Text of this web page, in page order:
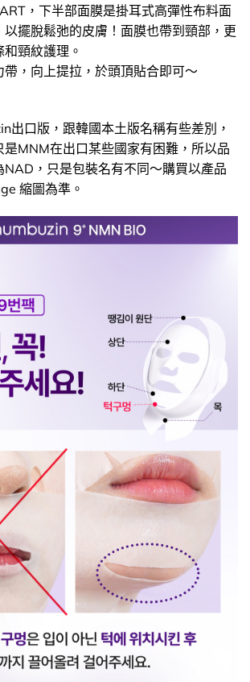
，下半部面膜是掛耳式高彈性布料面
以擺脫鬆弛的皮膚！面膜也帶到頸部，更
頸紋護理。
，向上提拉，於頭頂貼合即可～
出口版，跟韓國本土版名稱有些差別，
是MNM在出口某些國家有困難，所以品
NAD，只是包裝名有不同～購買以產品
縮圖為準。